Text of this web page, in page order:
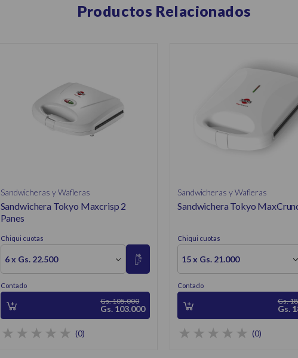
Productos Relacionados
Sandwicheras y Wafleras
Sandwichera Tokyo Maxcrisp 2
Panes
Chiqui cuotas
6 x Gs. 22.500
Contado
Gs. 105.000
Gs. 103.000
(0)
Sandwicheras y Wafleras
Sandwichera Tokyo
Chiqui cuotas
15 x Gs. 21.000
Contado
Gs.
Gs.
(0)